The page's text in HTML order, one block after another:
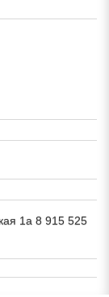
1а 8 915 525